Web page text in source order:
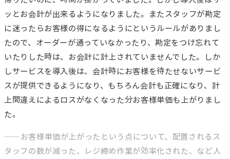
ッとお会計が出来るようになりました。またスタッフが勘定
に迷ったらお客様の得になるようにというルールがありまし
たので、オーダーが通っていなかったり、勘定をつけ忘れて
いたりした時は、お会計に計上されていませんでした。しか
しサービスを導入後は、会計時にお客様を待たせないサービ
スが提供できるようになり、もちろん会計も正確になり、計
上間違えによるロスがなくなった分お客様単価も上がりまし
た。
――お客様単価が上がったという点について、配置されるス
タッフの数が減った、レジ締め作業が効率化された、など人